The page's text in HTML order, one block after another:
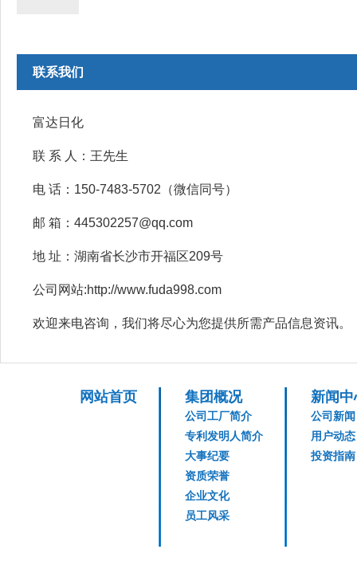
联系我们
富达日化
联 系 人：王先生
电 话：150-7483-5702（微信同号）
邮 箱：445302257@qq.com
地 址：湖南省长沙市开福区209号
公司网站:http://www.fuda998.com
欢迎来电咨询，我们将尽心为您提供所需产品信息资讯。
网站首页 集团概况
公司工厂简介
专利发明人简介
大事纪要
资质荣誉
企业文化
员工风采
新闻中
公司新闻
用户动态
投资指南